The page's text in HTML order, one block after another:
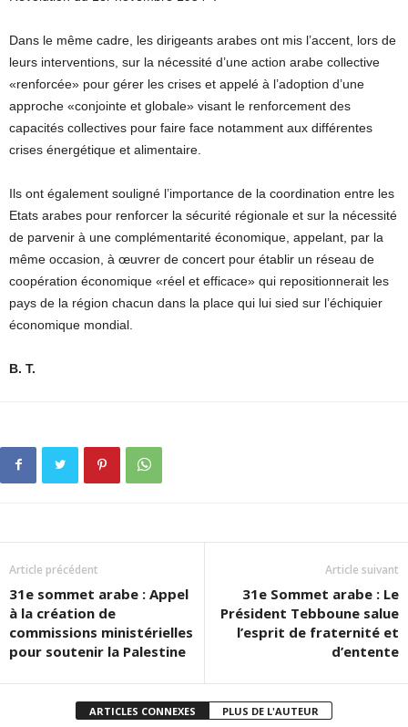
Dans le même cadre, les dirigeants arabes ont mis l’accent, lors de
leurs interventions, sur la nécessité d’une action arabe collective
«renforcée» pour gérer les crises et appelé à l’adoption d’une
approche «conjointe et globale» visant le renforcement des
capacités collectives pour faire face notamment aux différentes
crises énergétique et alimentaire.
Ils ont également souligné l’importance de la coordination entre les
Etats arabes pour renforcer la sécurité régionale et sur la nécessité
de parvenir à une complémentarité économique, appelant, par la
même occasion, à œuvrer de concert pour établir un réseau de
coopération économique «réel et efficace» qui repositionnerait les
pays de la région chacun dans la place qui lui sied sur l’échiquier
économique mondial.
B. T.
Article précédent
31e sommet arabe : Appel
à la création de
commissions ministérielles
pour soutenir la Palestine
Article suivant
31e Sommet arabe : Le
Président Tebboune salue
l’esprit de fraternité et
d’entente
ARTICLES CONNEXES PLUS DE L'AUTEUR